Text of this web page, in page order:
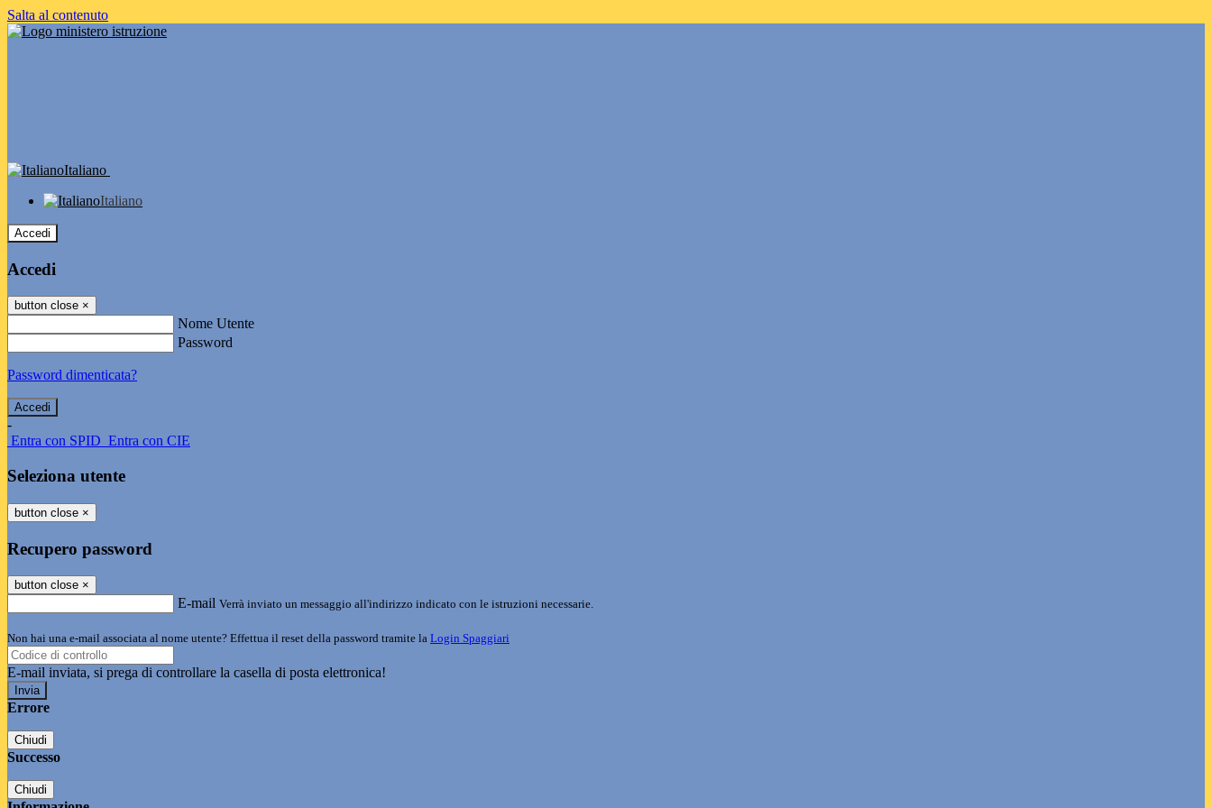
Salta al contenuto
Italiano
Italiano
Accedi
Accedi
button close ×
Nome Utente
Password
Password dimenticata?
-
Entra con SPID Entra con CIE
Seleziona utente
button close ×
Recupero password
button close ×
E-mail Verrà inviato un messaggio all'indirizzo indicato con le istruzioni necessarie.
Non hai una e-mail associata al nome utente? Effettua il reset della password tramite la Login Spaggiari
E-mail inviata, si prega di controllare la casella di posta elettronica!
Errore
Chiudi
Successo
Chiudi